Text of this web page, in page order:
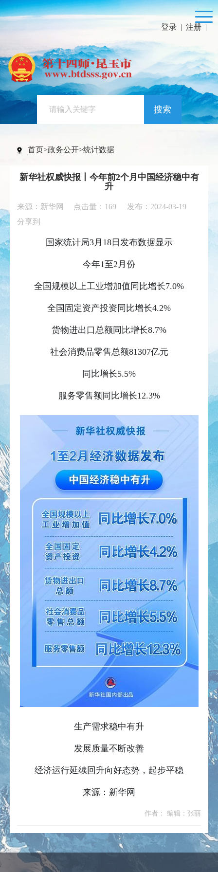
登录 | 注册 |
搜索
首页>政务公开>统计数据
新华社权威快报丨今年前2个月中国经济稳中有
升
来源：新华网 点击量： 169
发布：2024-03-19
分享到
国家统计局3月18日发布数据显示
今年1至2月份
全国规模以上工业增加值同比增长7.0%
全国固定资产投资同比增长4.2%
货物进出口总额同比增长8.7%
社会消费品零售总额81307亿元
同比增长5.5%
服务零售额同比增长12.3%
生产需求稳中有升
发展质量不断改善
经济运行延续回升向好态势，起步平稳
来源：新华网
作者： 编辑：张丽